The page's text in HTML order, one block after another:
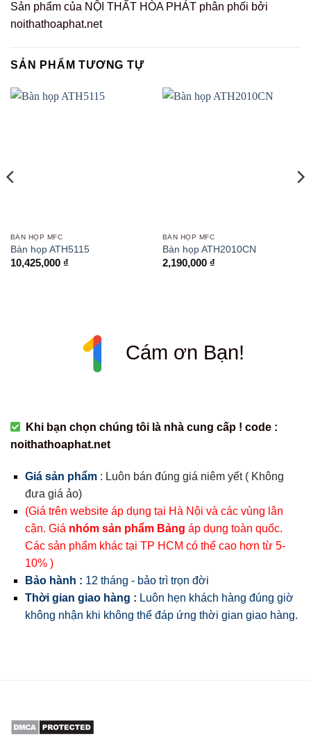
Sản phẩm của NỘI THẤT HÒA PHÁT phân phối bởi
noithathoaphat.net
SẢN PHẨM TƯƠNG TỰ
BÀN HỌP MFC
Bàn họp ATH5115
10,425,000 ₫
BÀN HỌP MFC
Bàn họp ATH2010CN
2,190,000 ₫
Cám ơn Bạn!
Khi bạn chọn chúng tôi là nhà cung cấp ! code :
noithathoaphat.net
Giá sản phẩm: Luôn bán đúng giá niêm yết ( Không
đưa giá ảo)
(Giá trên website áp dụng tại Hà Nội và các vùng lân
cận. Giá nhóm sản phẩm Bảng áp dụng toàn quốc.
Các sản phẩm khác tại TP HCM có thể cao hơn từ 5-
10% )
Bảo hành : 12 tháng - bảo trì trọn đời
Thời gian giao hàng : Luôn hẹn khách hàng đúng giờ
không nhận khi không thể đáp ứng thời gian giao hàng.